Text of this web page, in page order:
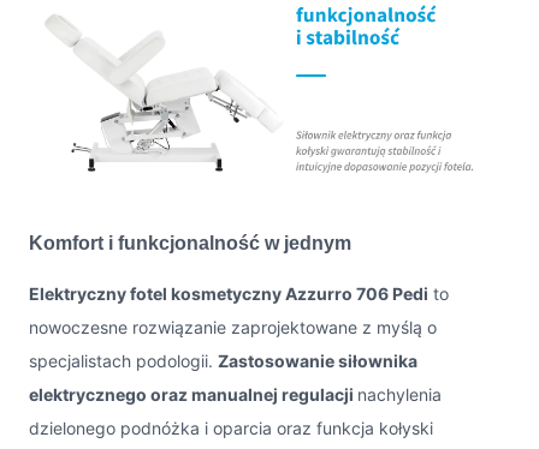
Komfort i funkcjonalność w jednym
Elektryczny fotel kosmetyczny Azzurro 706 Pedi to
nowoczesne rozwiązanie zaprojektowane z myślą o
specjalistach podologii. Zastosowanie siłownika
elektrycznego oraz manualnej regulacji nachylenia
dzielonego podnóżka i oparcia oraz funkcja kołyski